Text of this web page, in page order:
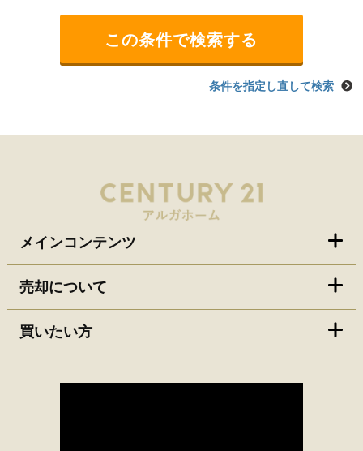
条件を指定し直して検索
メインコンテンツ
売却について
買いたい方